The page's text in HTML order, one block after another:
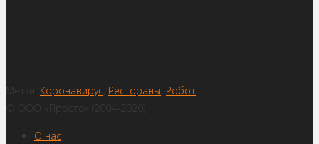
Метки: Коронавирус Рестораны Робот
© ООО «Просто» (2004-2020)
О нас